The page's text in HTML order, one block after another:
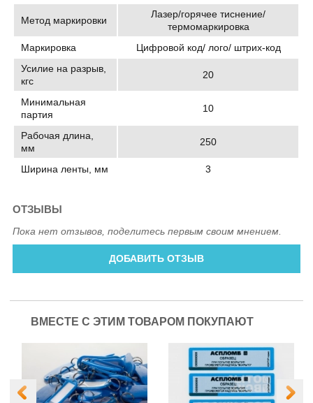
Метод маркировки
Лазер/горячее тиснение/
термомаркировка
Маркировка
Цифровой код/ лого/ штрих-код
Усилие на разрыв,
кгс
20
Минимальная
партия
10
Рабочая длина,
мм
250
Ширина ленты, мм 3
ОТЗЫВЫ
Пока нет отзывов, поделитесь первым своим мнением.
ДОБАВИТЬ ОТЗЫВ
ВМЕСТЕ С ЭТИМ ТОВАРОМ ПОКУПАЮТ